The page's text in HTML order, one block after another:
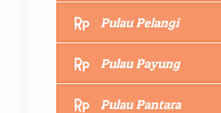
Pulau Pelangi
Pulau Payung
Pulau Pantara